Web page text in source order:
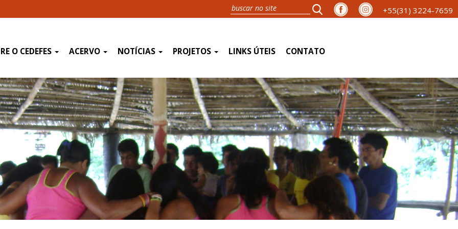
+55(31) 3224-7659
O CEDEFES ACERVO NOTÍCIAS PROJETOS LINKS ÚTEIS CONTATO